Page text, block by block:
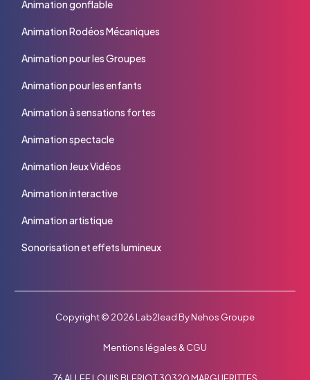
Animation gonflable
Animation Rodéos Mécaniques
Animation pour les Groupes
Animation pour les enfants
Animation à sensations fortes
Animation spectacle
Animation Jeux Vidéos
Animation interactive
Animation artistique
Sonorisation et effets lumineux
Copyright © 2026 Lab2lead ByNehos Groupe
Mentions légales &CGU
76 ALLEE LOUIS BLERIOT 30320 MARGUERITTES